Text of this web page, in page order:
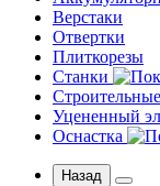
Верстаки
Отвертки
Плиткорезы
Станки
Уцененный
Оснастка
Назад